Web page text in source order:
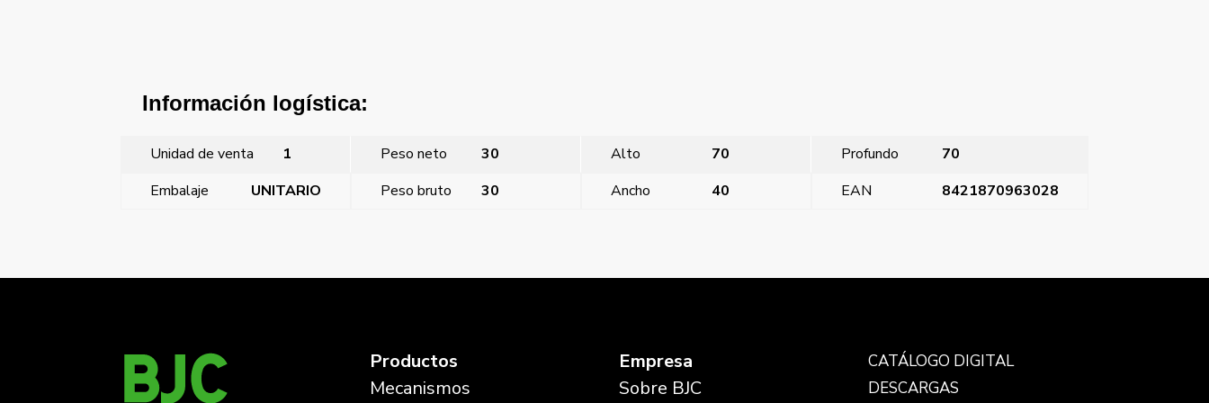
Información logística:
Unidad de venta 1 Peso neto 30 Alto 70 Profundo
70
Embalaje
UNITARIO Peso bruto 30 Ancho 40 EAN 8421870963028
Productos
Mecanismos
Empresa
Sobre BJC
CATÁLOGO DIGITAL
DESCARGAS